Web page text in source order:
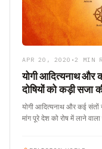
APR 20, 2020 •2 MIN
योगी आदित्यनाथ और
दोषियों को कड़ी सजा
योगी आदित्यनाथ और कई संतों
मांग पूरे देश को रोष में लाने